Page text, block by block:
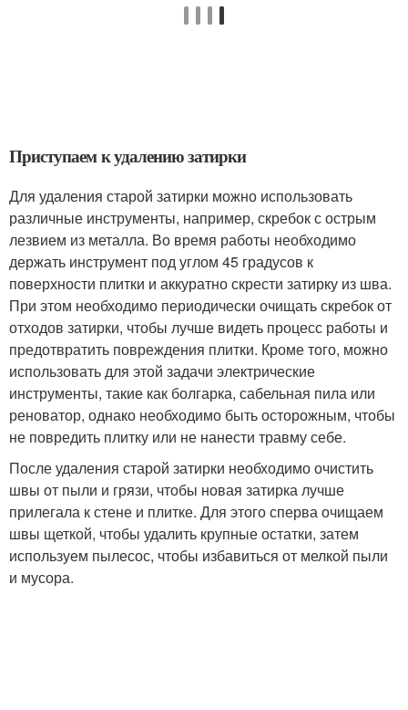
Приступаем к удалению затирки
Для удаления старой затирки можно использовать
различные инструменты, например, скребок с острым
лезвием из металла. Во время работы необходимо
держать инструмент под углом 45 градусов к
поверхности плитки и аккуратно скрести затирку из шва.
При этом необходимо периодически очищать скребок от
отходов затирки, чтобы лучше видеть процесс работы и
предотвратить повреждения плитки. Кроме того, можно
использовать для этой задачи электрические
инструменты, такие как болгарка, сабельная пила или
реноватор, однако необходимо быть осторожным, чтобы
не повредить плитку или не нанести травму себе.
После удаления старой затирки необходимо очистить
швы от пыли и грязи, чтобы новая затирка лучше
прилегала к стене и плитке. Для этого сперва очищаем
швы щеткой, чтобы удалить крупные остатки, затем
используем пылесос, чтобы избавиться от мелкой пыли
и мусора.